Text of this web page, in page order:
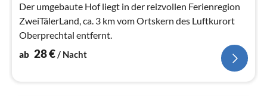
Der umgebaute Hof liegt in der reizvollen Ferienregion
ZweiTälerLand, ca. 3 km vom Ortskern des Luftkurort
Oberprechtal entfernt.
ab 28€/ Nacht